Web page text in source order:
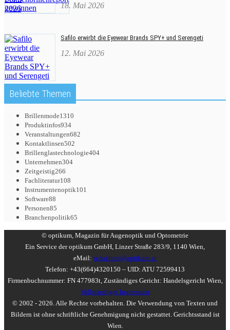
18. Mai 2026
Safilo erwirbt die Eyewear Brands SPY+ und Serengeti
12. Mai 2026
Beliebte Themen
Brillenmode1310
Produktinfos934
Veranstaltungen682
Kontaktlinsen502
Brillenglastechnologie404
Unternehmen304
Zeitgeistig266
Fachliteratur108
Instrumentenoptik101
Software88
Personen85
Branchenpolitik65
© optikum, Magazin für Augenoptik und Optometrie
Ein Service der optikum GmbH, Linzer Straße 283/9, 1140 Wien,
eMail: redaktion@optikum.at
Telefon: +43(664)4320150 – UID: ATU 72599413
Firmenbuchnummer: FN 477983t, Zuständiges Gericht: Handelsgericht Wien,
Vollständiges Impressum
© 2002 - 2026. Alle Rechte vorbehalten. Die Verwendung von Texten und
Bildern ist ohne schriftliche Genehmigung nicht gestattet. Gerichtsstand ist
Wien.